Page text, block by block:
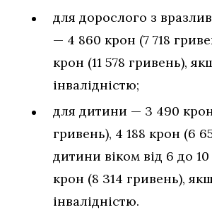
для дорослого з
— 4 860 крон (7 718
крон (11 578 гривень),
інвалідністю;
для дитини — 3 490
гривень), 4 188 крон (6
дитини віком від 6 до 10
крон (8 314 гривень),
інвалідністю.